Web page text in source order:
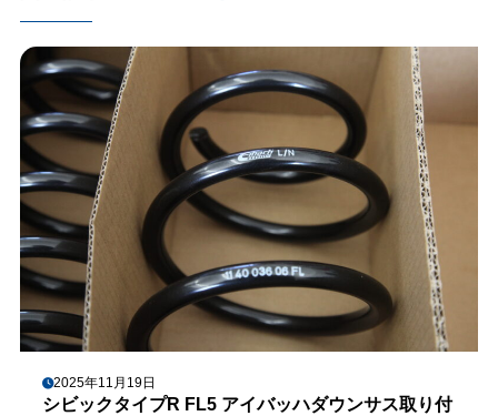
2025年11月19日
シビックタイプR FL5 アイバッハダウンサス取り付